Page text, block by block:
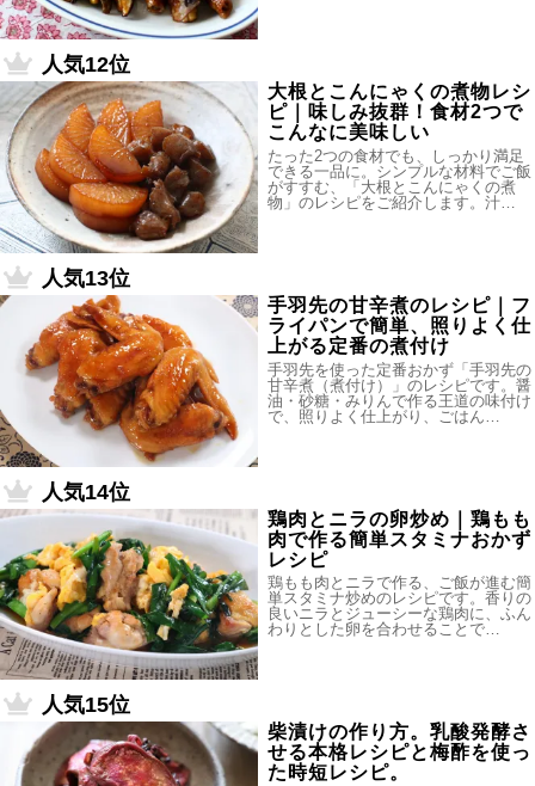
人気12位
大根とこんにゃくの煮物レシ
ピ｜味しみ抜群！食材2つで
こんなに美味しい
たった2つの食材でも、しっかり満足
できる一品に。シンプルな材料でご飯
がすすむ、「大根とこんにゃくの煮
物」のレシピをご紹介します。汁…
人気13位
手羽先の甘辛煮のレシピ｜フ
ライパンで簡単、照りよく仕
上がる定番の煮付け
手羽先を使った定番おかず「手羽先の
甘辛煮（煮付け）」のレシピです。醤
油・砂糖・みりんで作る王道の味付け
で、照りよく仕上がり、ごはん…
人気14位
鶏肉とニラの卵炒め｜鶏もも
肉で作る簡単スタミナおかず
レシピ
鶏もも肉とニラで作る、ご飯が進む簡
単スタミナ炒めのレシピです。香りの
良いニラとジューシーな鶏肉に、ふん
わりとした卵を合わせることで…
人気15位
柴漬けの作り方。乳酸発酵さ
せる本格レシピと梅酢を使っ
た時短レシピ。